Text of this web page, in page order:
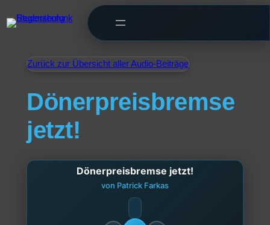
Zurück zur Übersicht aller Audio-Beiträge
Dönerpreisbremse
jetzt!
Dönerpreisbremse jetzt!
von Patrick Farkas